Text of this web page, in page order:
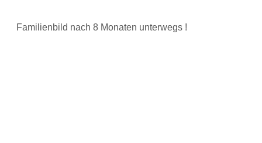
Familienbild nach 8 Monaten unterwegs !